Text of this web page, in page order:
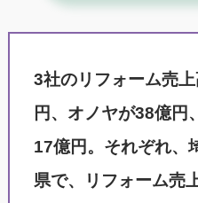
3社のリフォーム売
円、オノヤが38億円
17億円。それぞれ、
県で、リフォーム売